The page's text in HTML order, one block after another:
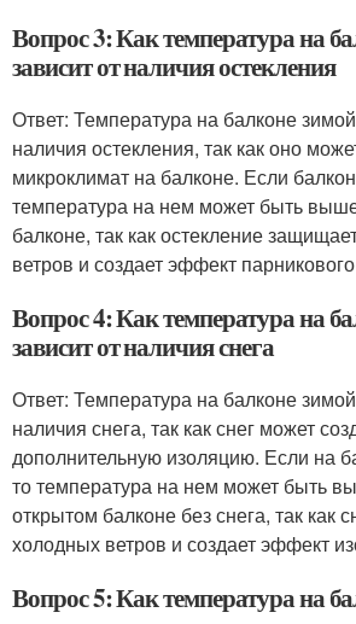
Вопрос 3: Как температура на
зависит от наличия остекления
Ответ: Температура на балконе
наличия остекления, так как оно
микроклимат на балконе. Если
температура на нем может быть
балконе, так как остекление
ветров и создает эффект
Вопрос 4: Как температура на
зависит от наличия снега
Ответ: Температура на балконе
наличия снега, так как снег может
дополнительную изоляцию. Если на
то температура на нем может быть
открытом балконе без снега, так как
холодных ветров и создает эффект
Вопрос 5: Как температура на